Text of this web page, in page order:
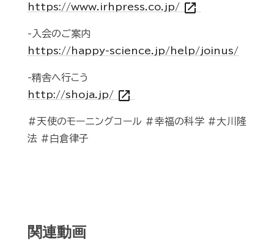
https://www.irhpress.co.jp/ open_in_new
-入会のご案内
https://happy-science.jp/help/joinus/
-精舎へ行こう
http://shoja.jp/ open_in_new
#天使のモーニングコール #幸福の科学 #大川隆
法 #白倉律子
関連動画